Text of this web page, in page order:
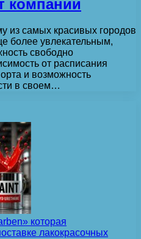
компании
из самых красивых городов
более увлекательным,
свободно
от расписания
и возможность
в своем…
которая
лакокрасочных